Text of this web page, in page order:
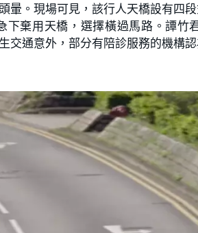
暈。現場可見，該行人天橋設有四
下棄用天橋，選擇橫過馬路。譚竹
交通意外，部分有陪診服務的機構